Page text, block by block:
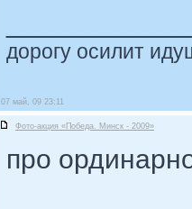
дорогу осилит
07 май, 09 23:11
Фото-акция «Победа. Минск - 2009»
про